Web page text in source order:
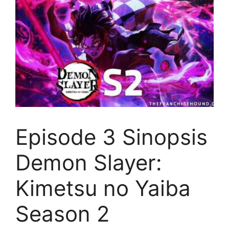
Episode 3 Sinopsis
Demon Slayer:
Kimetsu no Yaiba
Season 2